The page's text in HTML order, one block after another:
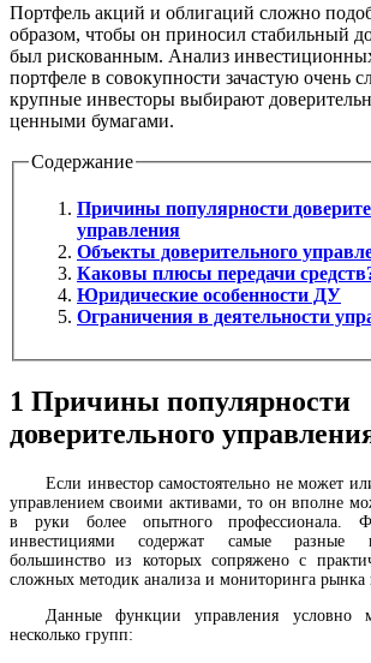
Портфель акций и облигаций сложно
образом, чтобы он приносил стабильный
был рискованным. Анализ
портфеле в совокупности зачастую очень
крупные инвесторы выбирают
ценными бумагами.
Содержание
Причины популярности
управления
Объекты доверительного
Каковы плюсы передачи
Юридические особенности ДУ
Ограничения в деятельности
1 Причины популярности
доверительного
Если инвестор самостоятельно не может
управлением своими активами, то он вполне
в руки более опытного профессионала.
инвестициями содержат самые разные
большинство из которых сопряжено с
сложных методик анализа и мониторинга рынка
Данные функции управления условно
несколько групп: